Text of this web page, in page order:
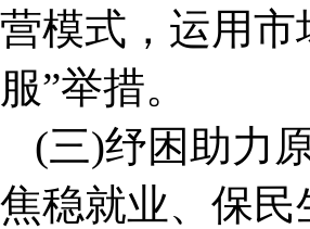
营模式，运用市
服”举措。
(三)纾困助力
焦稳就业、保